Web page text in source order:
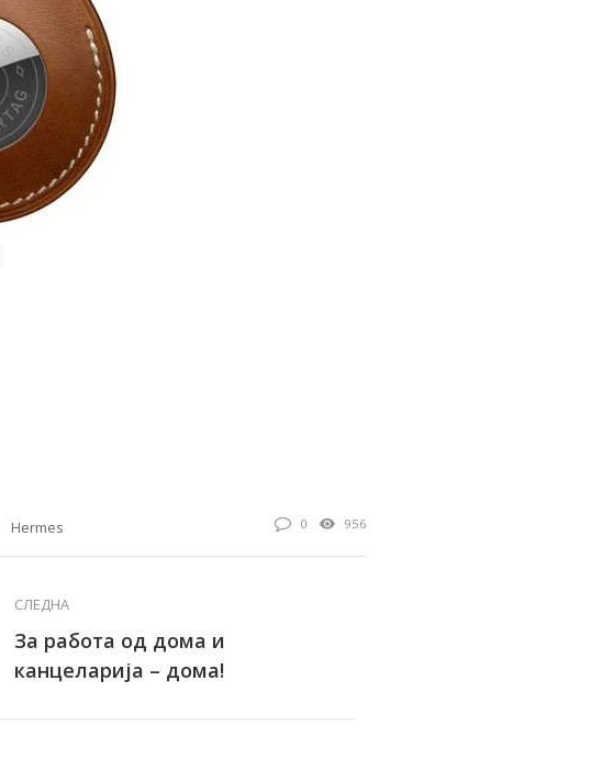
Hermes 0 956
СЛЕДНА
За работа од дома и
канцеларија – дома!